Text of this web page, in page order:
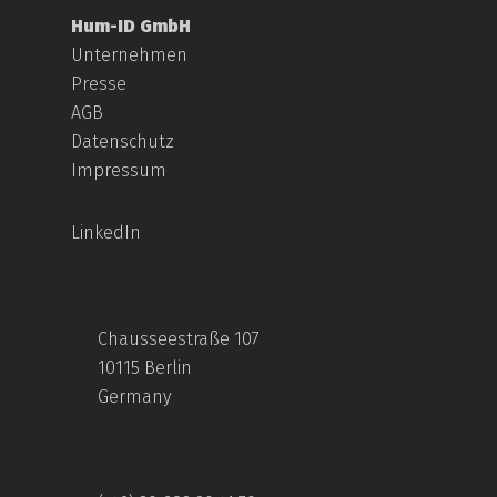
Hum-ID GmbH
Unternehmen
Presse
AGB
Datenschutz
Impressum
LinkedIn
Chausseestraße 107
10115 Berlin
Germany